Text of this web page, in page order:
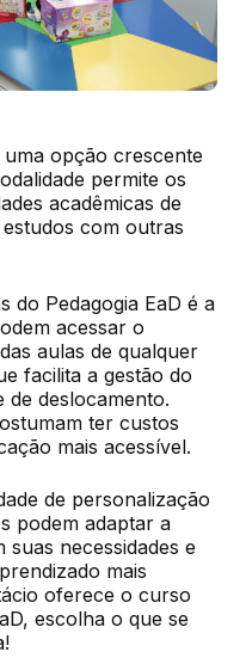
uma opção crescente
permite os
acadêmicas de
com outras
do Pedagogia EaD é a
acessar o
aulas de qualquer
facilita a gestão do
de deslocamento.
ter custos
mais acessível.
de personalização
podem adaptar a
necessidades e
mais
oferece o curso
escolha o que se